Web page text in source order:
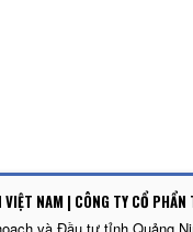
NAM | CÔNG TY CỔ